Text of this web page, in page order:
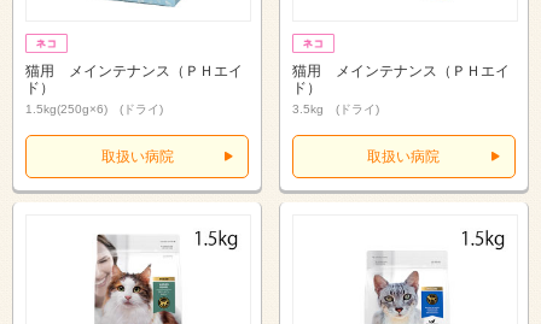
猫用 メインテナンス（ＰＨエイ
ド）
1.5kg(250g×6) (ドライ)
取扱い病院
猫用 メインテナンス（ＰＨエイ
ド）
3.5kg (ドライ)
取扱い病院